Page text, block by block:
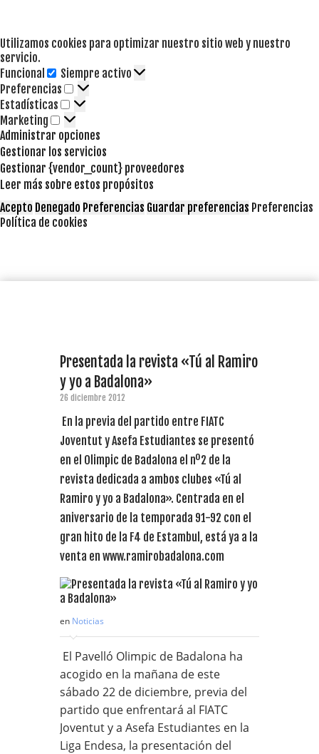
Utilizamos cookies para optimizar nuestro sitio web y nuestro
servicio.
Funcional
Funcional
Siempre activo
Preferencias
Preferencias
Estadísticas Estadísticas
Marketing Marketing
Administrar opciones
Gestionar los servicios
Gestionar {vendor_count} proveedores
Leer más sobre estos propósitos
Acepto Denegado Preferencias Guardar preferencias Preferencias
Política de cookies
Presentada la revista «Tú al Ramiro
y yo a Badalona»
26 diciembre 2012
En la previa del partido entre FIATC
Joventut y Asefa Estudiantes se presentó
en el Olimpic de Badalona el nº2 de la
revista dedicada a ambos clubes «Tú al
Ramiro y yo a Badalona». Centrada en el
aniversario de la temporada 91-92 con el
gran hito de la F4 de Estambul, está ya a la
venta en www.ramirobadalona.com
en Noticias
El Pavelló Olimpic de Badalona ha
acogido en la mañana de este
sábado 22 de diciembre, previa del
partido que enfrentará al FIATC
Joventut y a Asefa Estudiantes en la
Liga Endesa, la presentación del